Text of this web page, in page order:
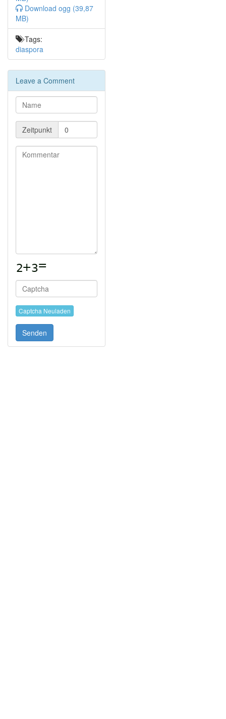
Download ogg (39,87
MB)
Tags:
diaspora
Leave a Comment
Zeitpunkt
Captcha Neuladen